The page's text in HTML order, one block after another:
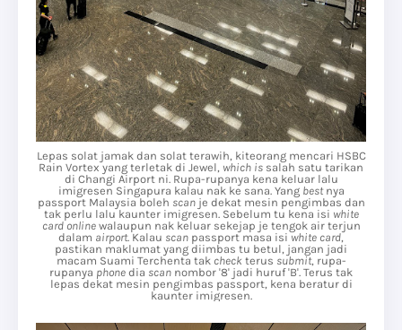
Lepas solat jamak dan solat terawih, kiteorang mencari HSBC
Rain Vortex yang terletak di Jewel, which is salah satu tarikan
di Changi Airport ni. Rupa-rupanya kena keluar lalu
imigresen Singapura kalau nak ke sana. Yang bestnya
passport Malaysia boleh scanje dekat mesin pengimbas dan
tak perlu lalu kaunter imigresen. Sebelum tu kena isi white
card onlinewalaupun nak keluar sekejap je tengok air terjun
dalam airport. Kalau scan passport masa isi white card,
pastikan maklumat yang diimbas tu betul, jangan jadi
macam Suami Terchenta tak check terus submit, rupa-
rupanya phone dia scan nombor '8' jadi huruf 'B'. Terus tak
lepas dekat mesin pengimbas passport, kena beratur di
kaunter imigresen.